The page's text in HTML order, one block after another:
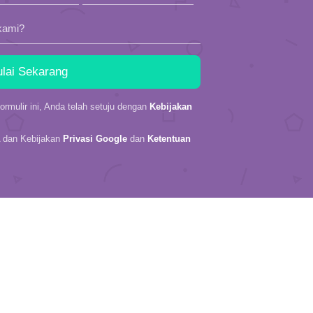
ini, Anda telah setuju dengan Kebijakan
Kebijakan Privasi Google dan Ketentuan